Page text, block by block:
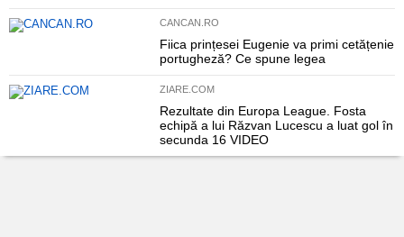
CANCAN.RO
Fiica prințesei Eugenie va primi cetățenie
portugheză? Ce spune legea
ZIARE.COM
Rezultate din Europa League. Fosta
echipă a lui Răzvan Lucescu a luat gol în
secunda 16 VIDEO